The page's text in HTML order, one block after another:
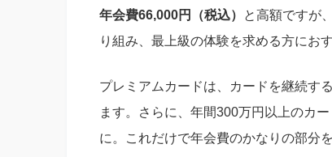
年会費66,000円（税込）
と高額ですが
り組み、最上級の体験を求める方にお
プレミアムカードは、カードを継続す
ます。さらに、年間300万円以上のカー
に。これだけで年会費のかなりの部分